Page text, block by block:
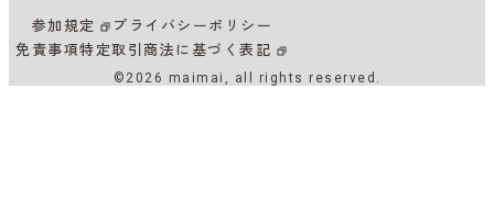
参加規定
プライバシーポリシー
免責事項特定取引商法に基づく表記
©2026 maimai, all rights reserved.